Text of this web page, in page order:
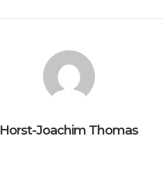
Horst-Joachim Thomas